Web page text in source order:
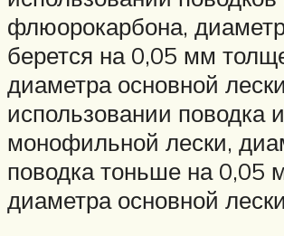
флюорокарбона,
берется на 0,05 мм
диаметра основной
использовании поводка
монофильной лески,
поводка тоньше на 0,05
диаметра основной